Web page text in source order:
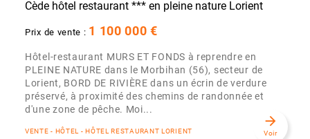
Cède hôtel restaurant *** en pleine nature Lorient
Prix de vente : 1 100 000 €
Hôtel-restaurant MURS ET FONDS à reprendre en
PLEINE NATURE dans le Morbihan (56), secteur de
Lorient, BORD DE RIVIÈRE dans un écrin de verdure
préservé, à proximité des chemins de randonnée et
d'une zone de pêche. Moi...
VENTE - HÔTEL - HÔTEL RESTAURANT LORIENT
arrow_forward
Voir